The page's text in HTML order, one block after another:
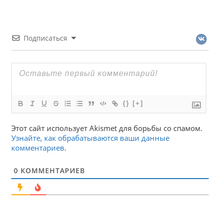
Подписаться
{} [+]
Этот сайт использует Akismet для борьбы со спамом.
Узнайте, как обрабатываются ваши данные
комментариев.
0 КОММЕНТАРИЕВ